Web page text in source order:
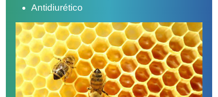
Antidiurético